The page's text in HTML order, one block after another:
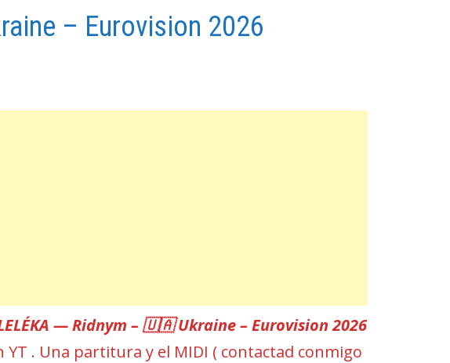
– Eurovision 2026
— Ridnym – 🇺🇦 Ukraine – Eurovision 2026
. Una partitura y el MIDI ( contactad conmigo